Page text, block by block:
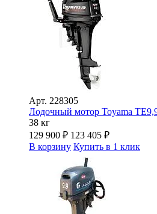
Арт. 228305
Лодочный мотор Toyama
38 кг
129 900 ₽ 123 405 ₽
В корзину Купить в 1 клик